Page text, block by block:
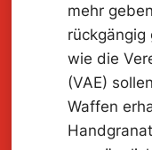
mehr
wie die
(VAE)
Waffen